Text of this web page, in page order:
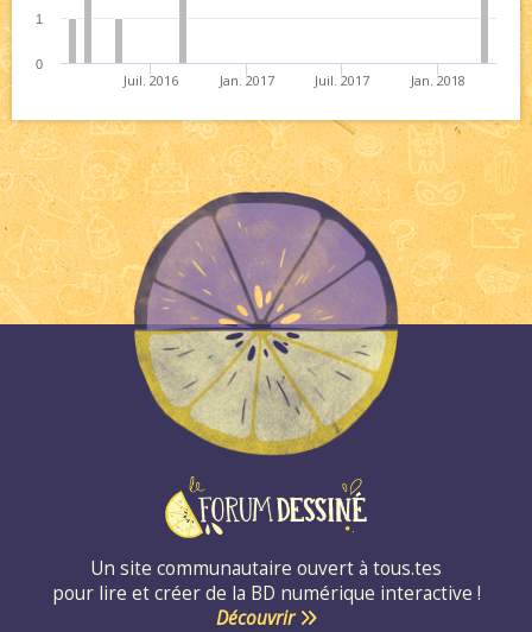
Juil. 2016 Jan. 2017 Juil. 2017 Jan. 2018
0
1
Un site communautaire ouvert à tous.tes
pour lire et créer de la BD numérique interactive !
Découvrir